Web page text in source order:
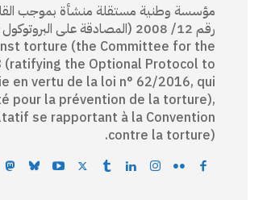
torture (the Committee for the
(ratifying the Optional Protocol to
en vertu de la loi n° 62/2016, qui
pour la prévention de la torture),
se rapportant à la Convention
contre la torture).